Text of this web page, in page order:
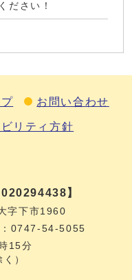
ださい！
お問い合わせ
リティ方針
】
字下市1960
0747‐54‐5055
15分
）